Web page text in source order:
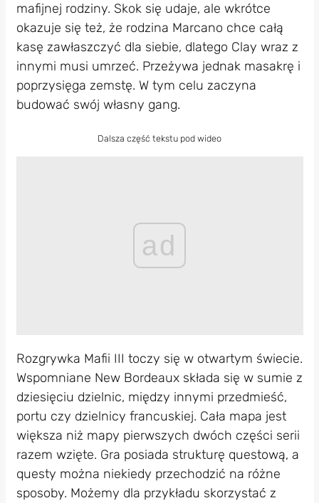
mafijnej rodziny. Skok się udaje, ale wkrótce
okazuje się też, że rodzina Marcano chce całą
kasę zawłaszczyć dla siebie, dlatego Clay wraz z
innymi musi umrzeć. Przeżywa jednak masakrę i
poprzysięga zemstę. W tym celu zaczyna
budować swój własny gang.
Dalsza część tekstu pod wideo
ad
Rozgrywka Mafii III toczy się w otwartym świecie.
Wspomniane New Bordeaux składa się w sumie z
dziesięciu dzielnic, między innymi przedmieść,
portu czy dzielnicy francuskiej. Cała mapa jest
większa niż mapy pierwszych dwóch części serii
razem wzięte. Gra posiada strukturę questową, a
questy można niekiedy przechodzić na różne
sposoby. Możemy dla przykładu skorzystać z